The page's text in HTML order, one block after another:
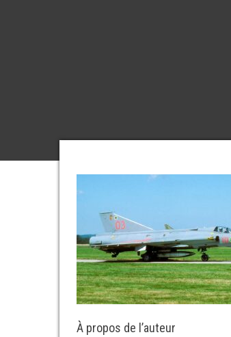
À propos de l’auteur